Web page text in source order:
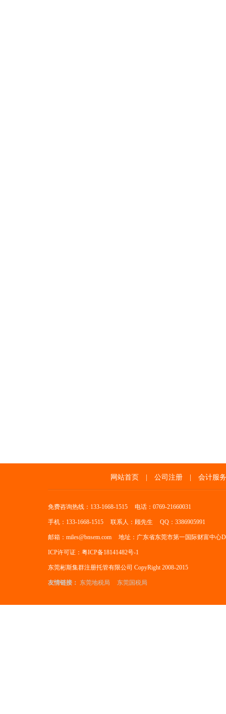
网站首页 公司注册 会计服务
免费咨询热线：133-1668-1515 电话：0769-21660031
手机：133-1668-1515 联系人：顾先生 QQ：3386905991
邮箱：miles@bnsem.com 地址：广东省东莞市第一国际财富中心
ICP许可证：粤ICP备18141482号-1
东莞彬斯集群注册托管有限公司 CopyRight 2008-2015
友情链接： 东莞地税局 东莞国税局